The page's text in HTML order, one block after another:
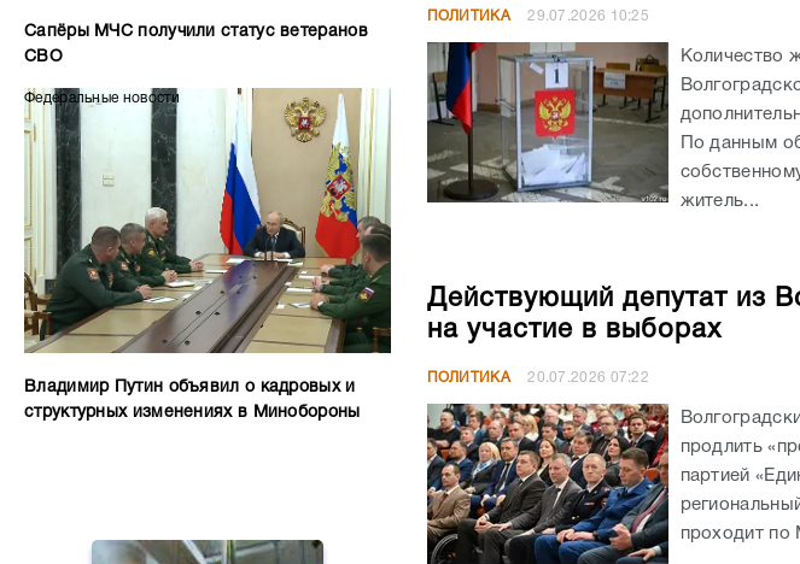
Владимир Путин объявил о кадровых и
структурных изменениях в Минобороны
житель...
Действующий депутат из
на участие в выборах
продлить
партией
На место экс-депутата
претендуют пятеро
ПОЛИТИКА 13.07.202610:41